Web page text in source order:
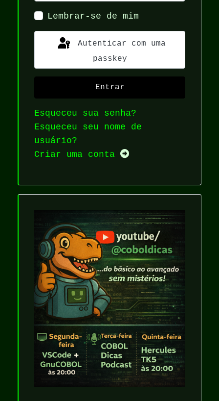
Lembrar-se de mim
passkey
Entrar
Esqueceu sua senha?
Esqueceu seu nome de
usuário?
Criar uma conta